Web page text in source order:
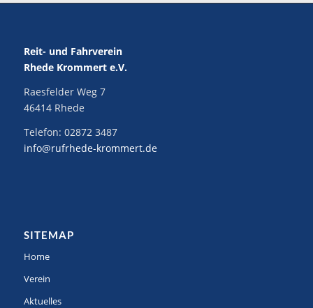
Reit- und Fahrverein
Rhede Krommert e.V.
Raesfelder Weg 7
46414 Rhede
Telefon: 02872 3487
info@rufrhede-krommert.de
SITEMAP
Home
Verein
Aktuelles